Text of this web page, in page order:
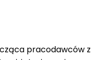
pracodawców z